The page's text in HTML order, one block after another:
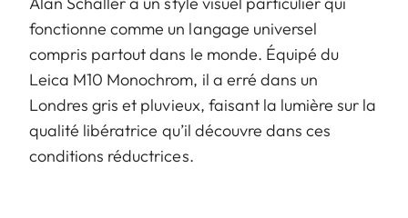
fonctionne comme un langage universel
compris partout dans le monde. Équipé du
Leica M10 Monochrom, il a erré dans un
Londres gris et pluvieux, faisant la lumière sur la
qualité libératrice qu’il découvre dans ces
conditions réductrices.